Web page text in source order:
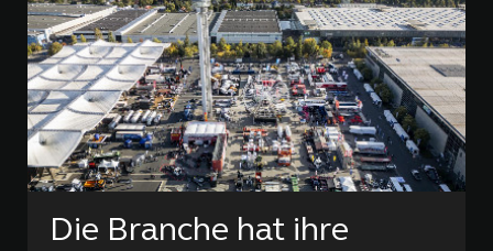
Die Branche hat ihre